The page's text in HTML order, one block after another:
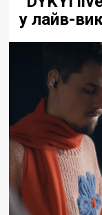
у лайв-